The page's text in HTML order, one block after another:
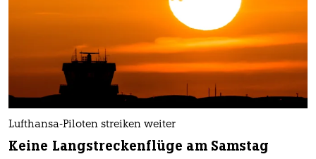
Lufthansa-Piloten streiken weiter
Keine Langstreckenflüge am Samstag